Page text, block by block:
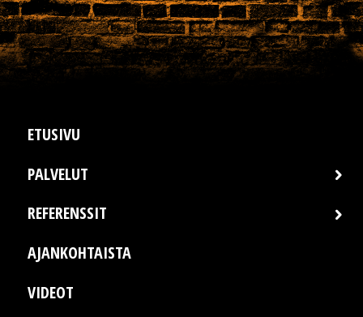
ETUSIVU
PALVELUT
REFERENSSIT
AJANKOHTAISTA
VIDEOT